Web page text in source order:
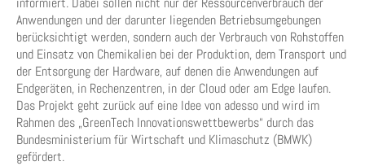
Anwendungen und der darunter liegenden Betriebsumgebungen
berücksichtigt werden, sondern auch der Verbrauch von Rohstoffen
und Einsatz von Chemikalien bei der Produktion, dem Transport und
der Entsorgung der Hardware, auf denen die Anwendungen auf
Endgeräten, in Rechenzentren, in der Cloud oder am Edge laufen.
Das Projekt geht zurück auf eine Idee von adesso und wird im
Rahmen des „GreenTech Innovationswettbewerbs“ durch das
Bundesministerium für Wirtschaft und Klimaschutz (BMWK)
gefördert.